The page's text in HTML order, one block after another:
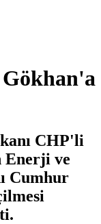
CHP'li
Enerji ve
Cumhur